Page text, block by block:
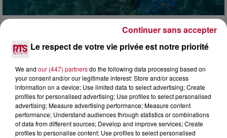
HÉRAULT, PYRÉNÉES-ORIENTALES : TROIS
SPOTS DE SNORKELING À EXPLORER...
Pas besoin de bouteilles de plongée lourdes ni de diplômes
complexes pour observer la vie sous-marine. Cet été, un
masque, un tuba et une paire de palmes...
Le respect de votre vie privée est notre priorité
We and our (447) partnersdo the following data processing based on
your consent and/or our legitimate interest: Store and/or access
information on a device; Use limited data to select advertising; Create
profiles for personalised advertising; Use profiles to select personalised
advertising; Measure advertising performance; Measure content
performance; Understand audiences through statistics or combinations
of data from different sources; Develop and improve services; Create
profiles to personalise content; Use profiles to select personalised
Continuer sans accepter